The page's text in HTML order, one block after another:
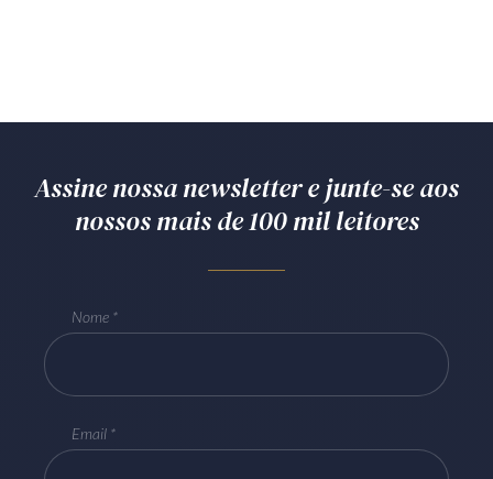
Assine nossa newsletter e junte-se aos
nossos mais de 100 mil leitores
Nome
Email